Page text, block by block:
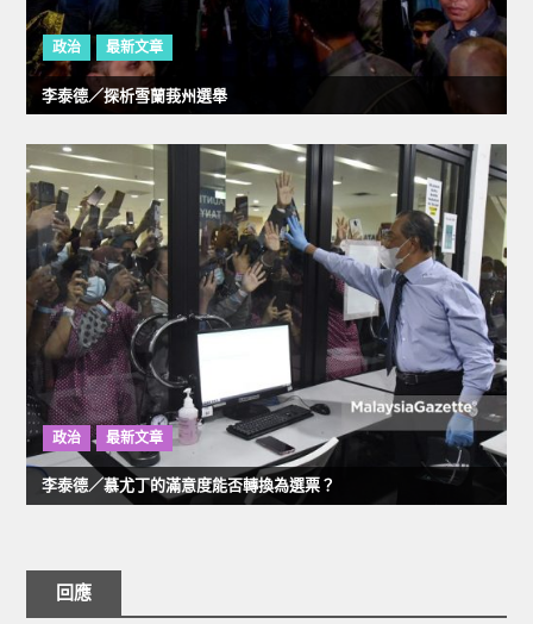
政治 最新文章
李泰德／探析雪蘭莪州選舉
政治 最新文章
李泰德／慕尤丁的滿意度能否轉換為選票？
回應